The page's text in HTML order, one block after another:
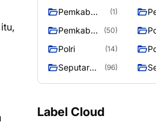
Pemkab
murung raya
(1)
Pemkab
Raya 4
(50)
Polri (14)
Seputar
Raya
(96)
Label Cloud